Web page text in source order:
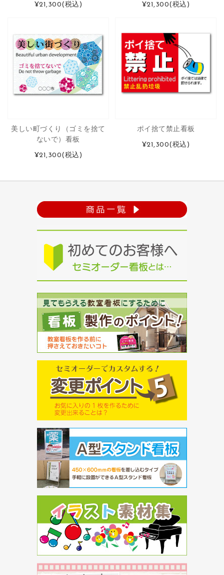
¥21,300(税込) ¥21,300(税込)
美しい町づくり（ゴミを捨て
ないで）看板
¥21,300(税込)
ポイ捨て禁止看板
¥21,300(税込)